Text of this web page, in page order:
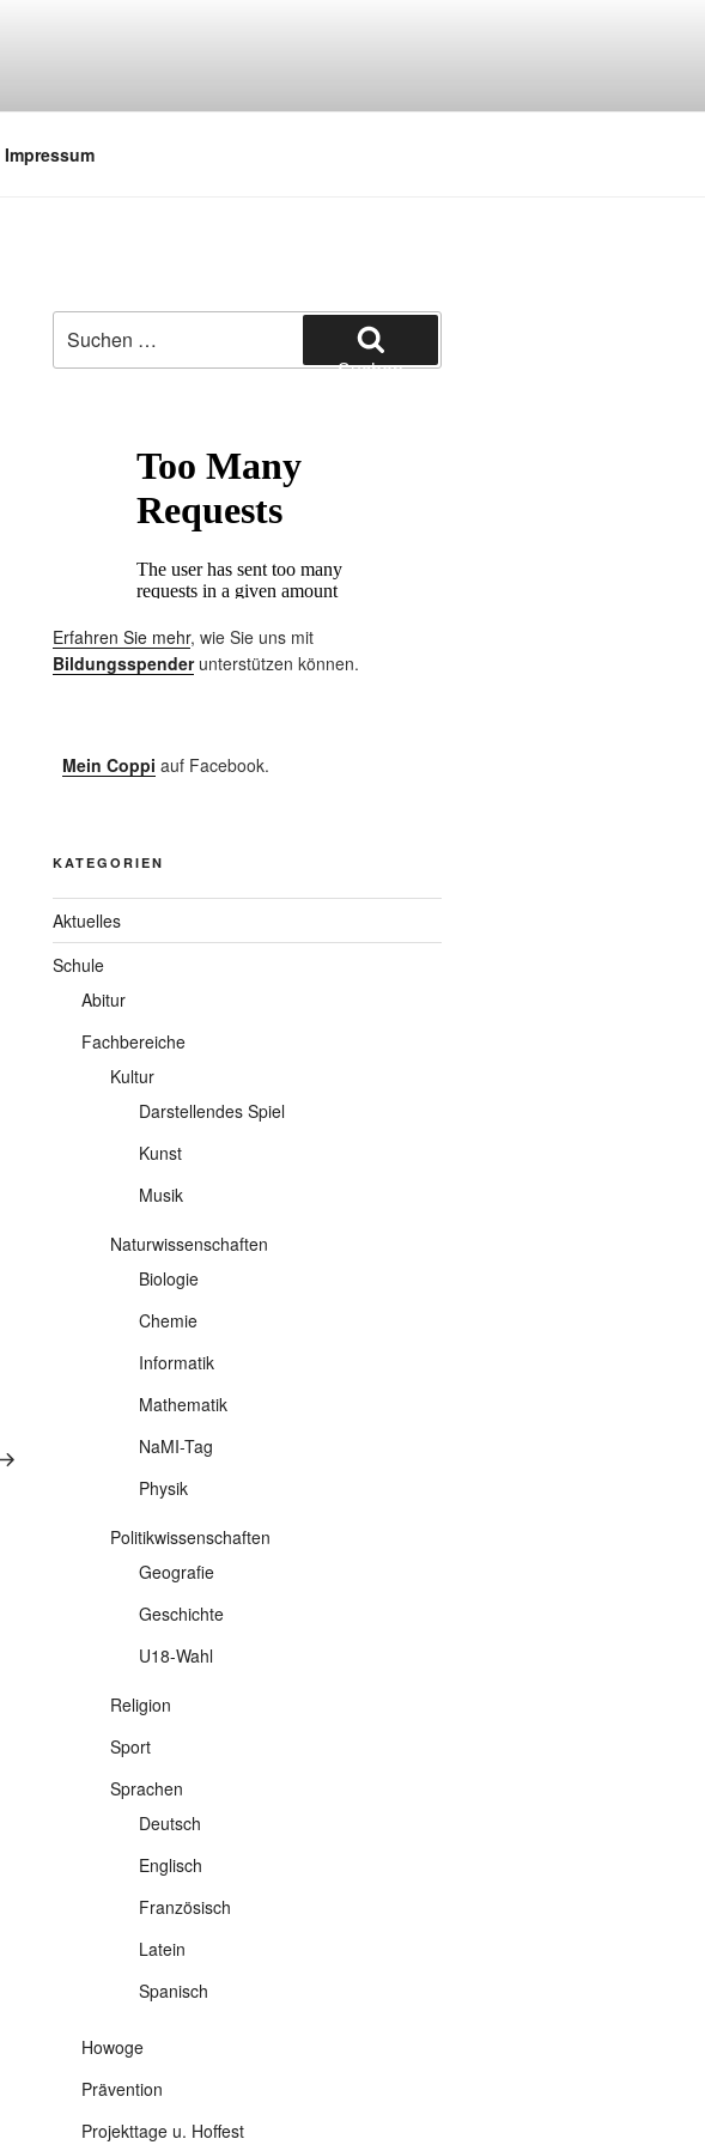
Impressum
nach:
Suchen
Erfahren Sie mehr, wie Sie uns mit
Bildungsspenderunterstützen können.
Mein Coppi auf Facebook.
KATEGORIEN
Aktuelles
Schule
Abitur
Fachbereiche
Kultur
Darstellendes Spiel
Kunst
Musik
Naturwissenschaften
Biologie
Chemie
Informatik
Mathematik
NaMI-Tag
Physik
Politikwissenschaften
Geografie
Geschichte
U18-Wahl
Religion
Sport
Sprachen
Deutsch
Englisch
Französisch
Latein
Spanisch
Howoge
Prävention
Projekttage u. Hoffest